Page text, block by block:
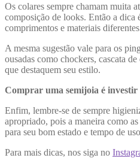
Os colares sempre chamam muita
composição de looks. Então a dica
comprimentos e materiais
A mesma sugestão vale para os
ousadas como chockers, cascata
que destaquem seu estilo.
Comprar uma semijoia é investir
Enfim, lembre-se de sempre
apropriado, pois a maneira como
para seu bom estado e tempo de
Para mais dicas, nos siga no